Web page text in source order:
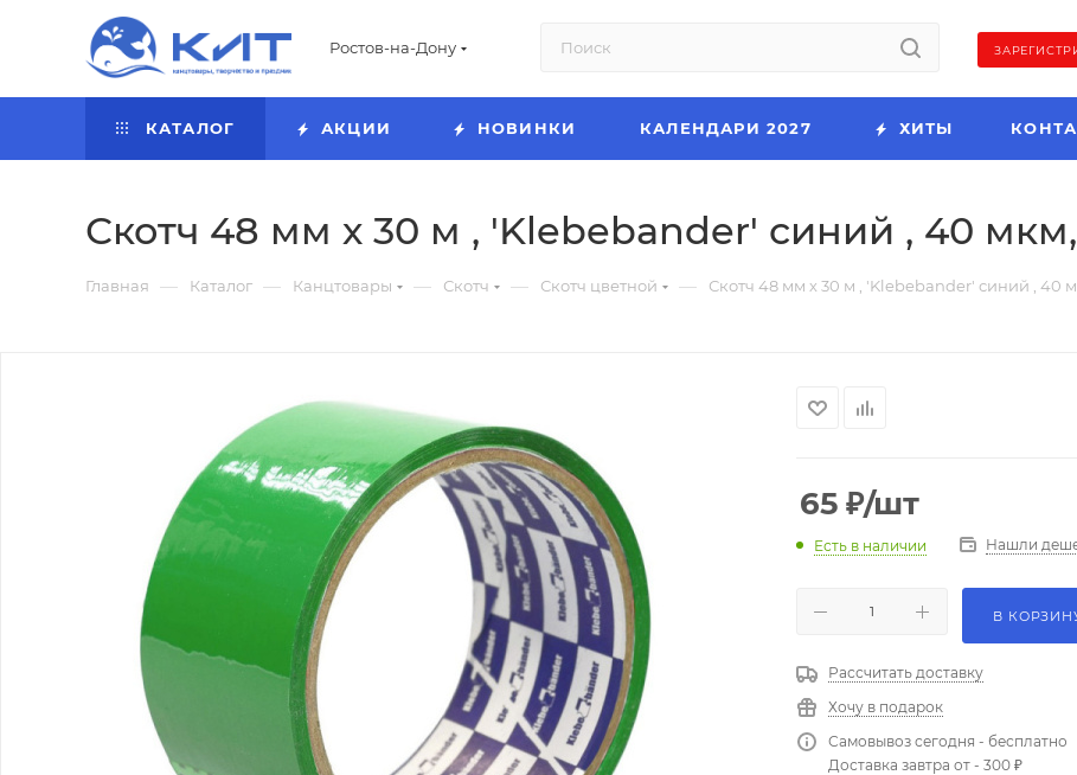
Ростов-на-Дону
КАТАЛОГ АКЦИИ НОВИНКИ КАЛЕНДАРИ 2027 ХИТЫ
Скотч 48 мм х 30 м , 'Klebebander' синий , 40 мкм,
Главная — Каталог — Канцтовары — Скотч — Скотч цветной — Скотч 48 мм х 30 м , 'Klebebander' синий , 40
65 ₽/шт
Есть в наличии Нашли
В
Рассчитать доставку
Хочу в подарок
Самовывоз сегодня - бесплатно
Доставка завтра от - 300 ₽